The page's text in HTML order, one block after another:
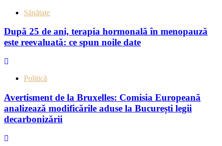
Sănătate
După 25 de ani, terapia hormonală în menopauză
este reevaluată: ce spun noile date
Politică
Avertisment de la Bruxelles: Comisia Europeană
analizează modificările aduse la București legii
decarbonizării